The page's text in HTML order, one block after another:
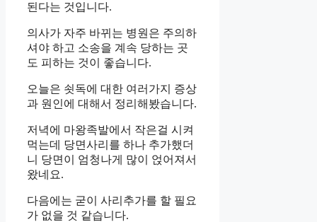
된다는 것입니다.
의사가 자주 바뀌는 병원은 주의하
셔야 하고 소송을 계속 당하는 곳
도 피하는 것이 좋습니다.
오늘은 쇳독에 대한 여러가지 증상
과 원인에 대해서 정리해봤습니다.
저녁에 마왕족발에서 작은걸 시켜
먹는데 당면사리를 하나 추가했더
니 당면이 엄청나게 많이 얹어져서
왔네요.
다음에는 굳이 사리추가를 할 필요
가 없을 것 같습니다.